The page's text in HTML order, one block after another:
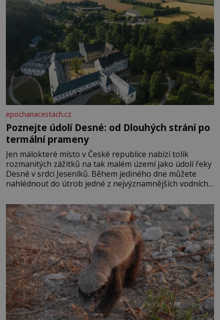
epochanacestach.cz
Poznejte údolí Desné: od Dlouhých strání po
termální prameny
Jen málokteré místo v České republice nabízí tolik
rozmanitých zážitků na tak malém území jako údolí řeky
Desné v srdci Jeseníků. Během jediného dne můžete
nahlédnout do útrob jedné z nejvýznamnějších vodních
se na koloběžce a den zakončit poznáváním památek ve
Velkých Losinách nebo v termálním